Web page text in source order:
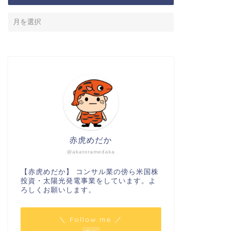
@akatoramedaka
赤虎めだか
【赤虎めだか】 コンサル業の傍ら米国株
投資・太陽光発電事業をしています。よ
ろしくお願いします。
＼ Follow me ／